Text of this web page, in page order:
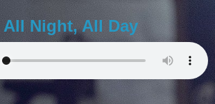
All Night, All Day